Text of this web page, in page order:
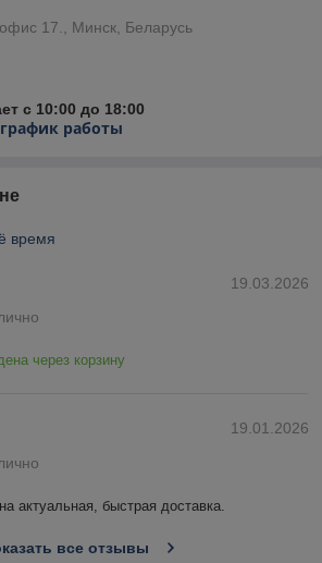
17., Минск, Беларусь
с 10:00 до 18:00
работы
время
19.03.2026
через корзину
19.01.2026
актуальная, быстрая доставка.
все отзывы